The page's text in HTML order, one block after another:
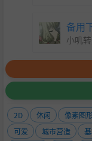
备用
小叽
2D 休闲 像素图形
可爱
城市营造